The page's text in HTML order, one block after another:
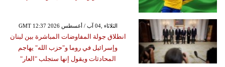
GMT 12:37 2026 الثلاثاء ,04 آب / أغسطس
انطلاق جولة المفاوضات المباشرة بين لبنان
وإسرائيل في روما و"حزب الله" يهاجم
المحادثات ويقول إنها ستجلب "العار"